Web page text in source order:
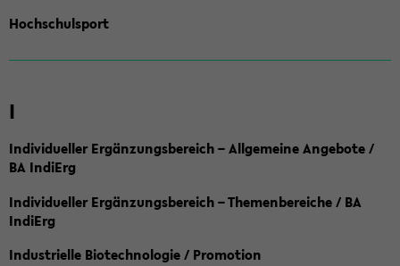
Hochschulsport
I
Individueller Ergänzungsbereich – Allgemeine Angebote /
BA IndiErg
Individueller Ergänzungsbereich – Themenbereiche / BA
IndiErg
Industrielle Biotechnologie / Promotion